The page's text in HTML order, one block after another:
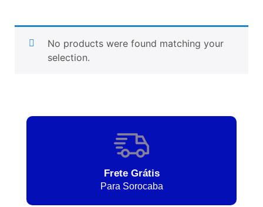
No products were found matching your
selection.
Frete Grátis
Para Sorocaba